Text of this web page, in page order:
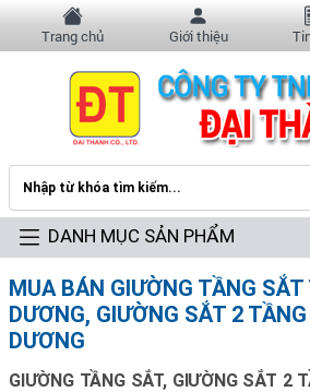
Trang chủ Giới thiệu
DANH MỤC SẢN PHẨM
MUA BÁN GIƯỜNG TẦNG SẮT
DƯƠNG, GIƯỜNG SẮT 2
DƯƠNG
GIƯỜNG TẦNG SẮT, GIƯỜNG SẮT 2